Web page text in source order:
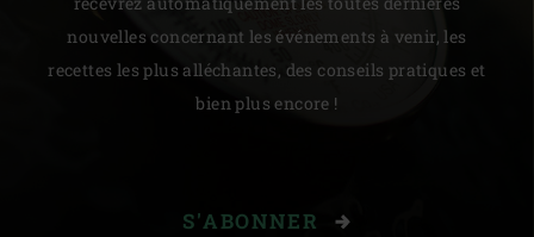
nouvelles concernant les événements à venir, les
recettes les plus alléchantes, des conseils pratiques et
bien plus encore !
S'ABONNER